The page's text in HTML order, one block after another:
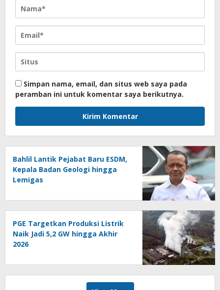
Simpan nama, email, dan situs web saya pada
peramban ini untuk komentar saya berikutnya.
Bahlil Lantik Pejabat Baru ESDM,
Kepala Badan Geologi hingga
Lemigas
PGE Targetkan Produksi Listrik
Naik Jadi 5,2 GW hingga Akhir
2026